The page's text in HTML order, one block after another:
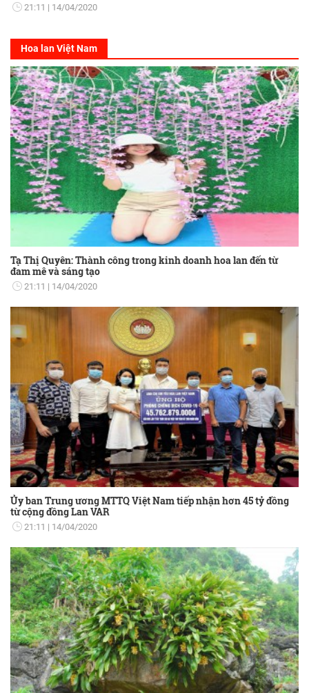
21:11 14/04/2020
Hoa lan Việt Nam
Tạ Thị Quyên: Thành công trong kinh doanh hoa lan đến từ
đam mê và sáng tạo
21:11 14/04/2020
Ủy ban Trung ương MTTQ Việt Nam tiếp nhận hơn 45 tỷ đồng
từ cộng đồng Lan VAR
21:11 14/04/2020